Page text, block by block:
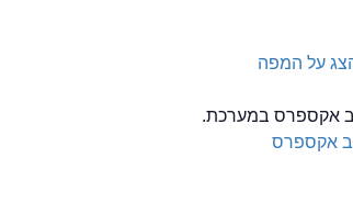
על המפה
אקספרס במערכת.
אקספרס